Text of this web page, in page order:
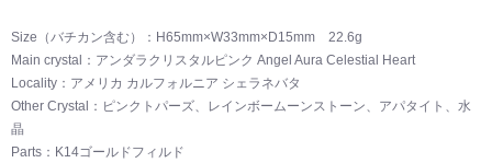
Size（バチカン含む）：H65mm×W33mm×D15mm 22.6g
Main crystal：アンダラクリスタルピンク Angel Aura Celestial Heart
Locality：アメリカ カルフォルニア シェラネバタ
Other Crystal：ピンクトパーズ、レインボームーンストーン、アパタイト、水
晶
Parts：K14ゴールドフィルド